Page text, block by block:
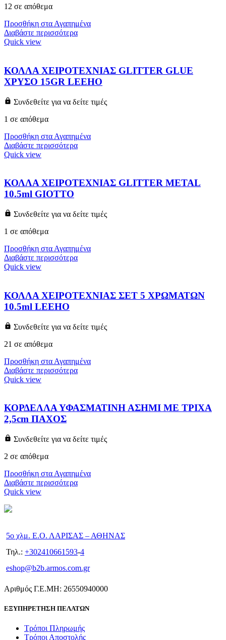
12 σε απόθεμα
Προσθήκη στα Αγαπημένα
Διαβάστε περισσότερα
Quick view
ΚΟΛΛΑ ΧΕΙΡΟΤΕΧΝΙΑΣ GLITTER GLUE
ΧΡΥΣΟ 15GR LEEHO
Συνδεθείτε για να δείτε τιμές
1 σε απόθεμα
Προσθήκη στα Αγαπημένα
Διαβάστε περισσότερα
Quick view
ΚΟΛΛΑ ΧΕΙΡΟΤΕΧΝΙΑΣ GLITTER METAL
10.5ml GIOTTO
Συνδεθείτε για να δείτε τιμές
1 σε απόθεμα
Προσθήκη στα Αγαπημένα
Διαβάστε περισσότερα
Quick view
ΚΟΛΛΑ ΧΕΙΡΟΤΕΧΝΙΑΣ ΣΕΤ 5 ΧΡΩΜΑΤΩΝ
10.5ml LEEHO
Συνδεθείτε για να δείτε τιμές
21 σε απόθεμα
Προσθήκη στα Αγαπημένα
Διαβάστε περισσότερα
Quick view
ΚΟΡΔΕΛΛΑ ΥΦΑΣΜΑΤΙΝΗ ΑΣΗΜΙ ΜΕ ΤΡΙΧΑ
2,5cm ΠΑΧΟΣ
Συνδεθείτε για να δείτε τιμές
2 σε απόθεμα
Προσθήκη στα Αγαπημένα
Διαβάστε περισσότερα
Quick view
5ο χλμ. Ε.Ο. ΛΑΡΙΣΑΣ – ΑΘΗΝΑΣ
Τηλ.: +302410661593-4
eshop@b2b.armos.com.gr
Αριθμός Γ.Ε.ΜΗ: 26550940000
ΕΞΥΠΗΡΕΤΗΣΗ ΠΕΛΑΤΩΝ
Τρόποι Πληρωμής
Τρόποι Αποστολής